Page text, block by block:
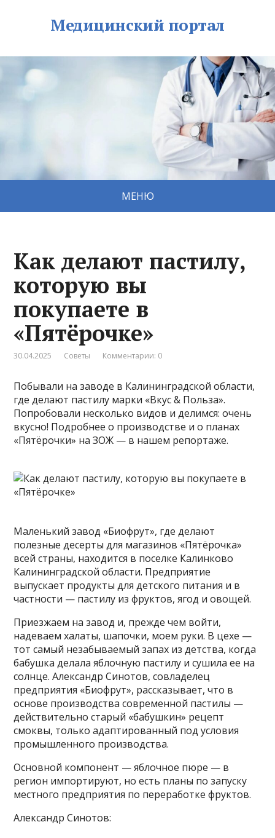
Медицинский портал
МЕНЮ
Как делают пастилу,
которую вы
покупаете в
«Пятёрочке»
30.04.2025 Советы Комментарии: 0
Побывали на заводе в Калининградской области,
где делают пастилу марки «Вкус & Польза».
Попробовали несколько видов и делимся: очень
вкусно! Подробнее о производстве и о планах
«Пятёрочки» на ЗОЖ — в нашем репортаже.
Маленький завод «Биофрут», где делают
полезные десерты для магазинов «Пятёрочка»
всей страны, находится в поселке Калинково
Калининградской области. Предприятие
выпускает продукты для детского питания и в
частности — пастилу из фруктов, ягод и овощей.
Приезжаем на завод и, прежде чем войти,
надеваем халаты, шапочки, моем руки. В цехе —
тот самый незабываемый запах из детства, когда
бабушка делала яблочную пастилу и сушила ее на
солнце. Александр Синотов, совладелец
предприятия «Биофрут», рассказывает, что в
основе производства современной пастилы —
действительно старый «бабушкин» рецепт
смоквы, только адаптированный под условия
промышленного производства.
Основной компонент — яблочное пюре — в
регион импортируют, но есть планы по запуску
местного предприятия по переработке фруктов.
Александр Синотов: